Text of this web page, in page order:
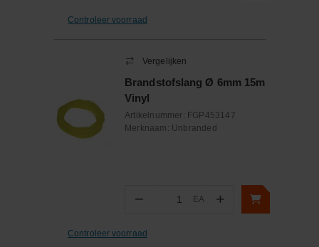
Controleer voorraad
Vergelijken
Brandstofslang Ø 6mm 15m
Vinyl
Artikelnummer: FGP453147
Merknaam: Unbranded
− Aantal
EA +
Controleer voorraad